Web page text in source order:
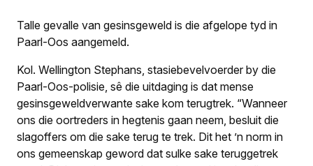
Talle gevalle van gesinsgeweld is die afgelope tyd in
Paarl-Oos aangemeld.
Kol. Wellington Stephans, stasiebevelvoerder by die
Paarl-Oos-polisie, sê die uitdaging is dat mense
gesinsgeweldverwante sake kom terugtrek. “Wanneer
ons die oortreders in hegtenis gaan neem, besluit die
slagoffers om die sake terug te trek. Dit het ’n norm in
ons gemeenskap geword dat sulke sake teruggetrek